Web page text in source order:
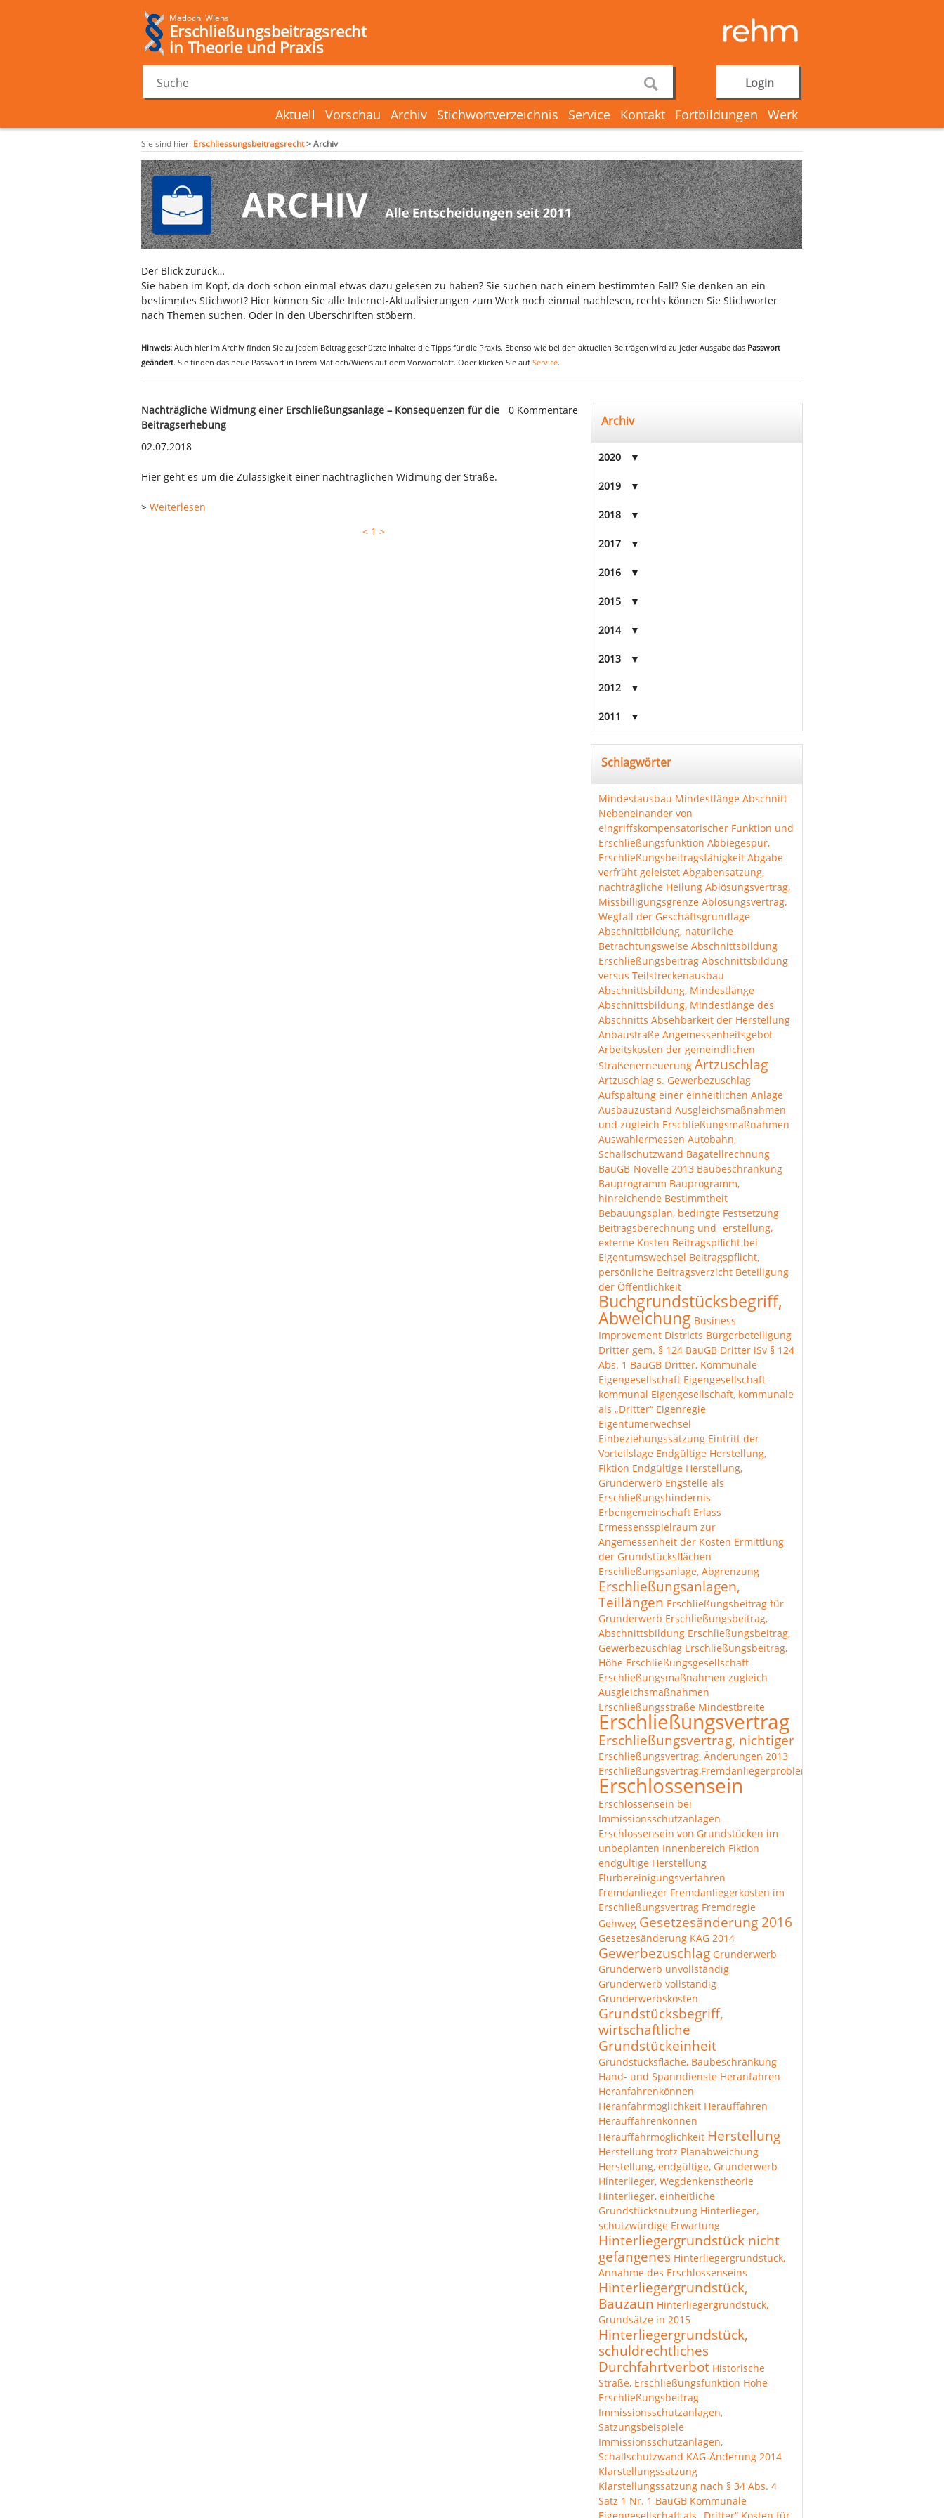
Matloch, Wiens
Erschließungsbeitragsrecht
in Theorie und Praxis
Login
Werk
Fortbildungen
Kontakt
Service
Stichwortverzeichnis
Archiv
Vorschau
Aktuell
Sie sind hier: Erschliessungsbeitragsrecht>Archiv
Der Blick zurück…
Sie haben im Kopf, da doch schon einmal etwas dazu gelesen zu haben? Sie suchen nach einem bestimmten Fall? Sie denken an ein
bestimmtes Stichwort? Hier können Sie alle Internet-Aktualisierungen zum Werk noch einmal nachlesen, rechts können Sie Stichworter
nach Themen suchen. Oder in den Überschriften stöbern.
Hinweis: Auch hier im Archiv finden Sie zu jedem Beitrag geschützte Inhalte: die Tipps für die Praxis. Ebenso wie bei den aktuellen Beiträgen wird zu jeder Ausgabe das Passwort
geändert. Sie finden das neue Passwort in Ihrem Matloch/Wiens auf dem Vorwortblatt. Oder klicken Sie auf Service.
0 Kommentare
Nachträgliche Widmung einer Erschließungsanlage – Konsequenzen für die
Beitragserhebung
02.07.2018
Hier geht es um die Zulässigkeit einer nachträglichen Widmung der Straße.
> Weiterlesen
< 1 >
Archiv
2020
2019
2018
2017
2016
2015
2014
2013
2012
2011
Schlagwörter
Mindestausbau Mindestlänge Abschnitt
Nebeneinander von
eingriffskompensatorischer Funktion und
Erschließungsfunktion Abbiegespur,
Erschließungsbeitragsfähigkeit Abgabe
verfrüht geleistet Abgabensatzung,
nachträgliche Heilung Ablösungsvertrag,
Missbilligungsgrenze Ablösungsvertrag,
Wegfall der Geschäftsgrundlage
Abschnittbildung, natürliche
Betrachtungsweise Abschnittsbildung
Erschließungsbeitrag Abschnittsbildung
versus Teilstreckenausbau
Abschnittsbildung, Mindestlänge
Abschnittsbildung, Mindestlänge des
Abschnitts Absehbarkeit der Herstellung
Anbaustraße Angemessenheitsgebot
Arbeitskosten der gemeindlichen
Straßenerneuerung Artzuschlag
Artzuschlag s. Gewerbezuschlag
Aufspaltung einer einheitlichen Anlage
Ausbauzustand Ausgleichsmaßnahmen
und zugleich Erschließungsmaßnahmen
Auswahlermessen Autobahn,
Schallschutzwand Bagatellrechnung
BauGB-Novelle 2013 Baubeschränkung
Bauprogramm Bauprogramm,
hinreichende Bestimmtheit
Bebauungsplan, bedingte Festsetzung
Beitragsberechnung und -erstellung,
externe Kosten Beitragspflicht bei
Eigentumswechsel Beitragspflicht,
persönliche Beitragsverzicht Beteiligung
der Öffentlichkeit
Buchgrundstücksbegriff,
Abweichung Business
Improvement Districts Bürgerbeteiligung
Dritter gem. § 124 BauGB Dritter iSv § 124
Abs. 1 BauGB Dritter, Kommunale
Eigengesellschaft Eigengesellschaft
kommunal Eigengesellschaft, kommunale
als „Dritter“ Eigenregie
Eigentümerwechsel
Einbeziehungssatzung Eintritt der
Vorteilslage Endgültige Herstellung,
Fiktion Endgültige Herstellung,
Grunderwerb Engstelle als
Erschließungshindernis
Erbengemeinschaft Erlass
Ermessensspielraum zur
Angemessenheit der Kosten Ermittlung
der Grundstücksflächen
Erschließungsanlage, Abgrenzung
Erschließungsanlagen,
Teillängen Erschließungsbeitrag für
Grunderwerb Erschließungsbeitrag,
Abschnittsbildung Erschließungsbeitrag,
Gewerbezuschlag Erschließungsbeitrag,
Höhe Erschließungsgesellschaft
Erschließungsmaßnahmen zugleich
Ausgleichsmaßnahmen
Erschließungsstraße Mindestbreite
Erschließungsvertrag
Erschließungsvertrag, nichtiger
Erschließungsvertrag, Änderungen 2013
Erschließungsvertrag,Fremdanliegerproblematik
Erschlossensein
Erschlossensein bei
Immissionsschutzanlagen
Erschlossensein von Grundstücken im
unbeplanten Innenbereich Fiktion
endgültige Herstellung
Flurbereinigungsverfahren
Fremdanlieger Fremdanliegerkosten im
Erschließungsvertrag Fremdregie
Gehweg Gesetzesänderung 2016
Gesetzesänderung KAG 2014
Gewerbezuschlag Grunderwerb
Grunderwerb unvollständig
Grunderwerb vollständig
Grunderwerbskosten
Grundstücksbegriff,
wirtschaftliche
Grundstückeinheit
Grundstücksfläche, Baubeschränkung
Hand- und Spanndienste Heranfahren
Heranfahrenkönnen
Heranfahrmöglichkeit Herauffahren
Herauffahrenkönnen
Herauffahrmöglichkeit Herstellung
Herstellung trotz Planabweichung
Herstellung, endgültige, Grunderwerb
Hinterlieger, Wegdenkenstheorie
Hinterlieger, einheitliche
Grundstücksnutzung Hinterlieger,
schutzwürdige Erwartung
Hinterliegergrundstück nicht
gefangenes Hinterliegergrundstück,
Annahme des Erschlossenseins
Hinterliegergrundstück,
Bauzaun Hinterliegergrundstück,
Grundsätze in 2015
Hinterliegergrundstück,
schuldrechtliches
Durchfahrtverbot Historische
Straße, Erschließungsfunktion Höhe
Erschließungsbeitrag
Immissionsschutzanlagen,
Satzungsbeispiele
Immissionsschutzanlagen,
Schallschutzwand KAG-Änderung 2014
Klarstellungssatzung
Klarstellungssatzung nach § 34 Abs. 4
Satz 1 Nr. 1 BauGB Kommunale